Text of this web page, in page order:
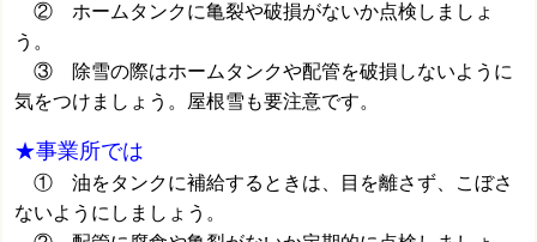
② ホームタンクに亀裂や破損がないか点検しましょ
う。
③ 除雪の際はホームタンクや配管を破損しないように
気をつけましょう。屋根雪も要注意です。
★事業所では
① 油をタンクに補給するときは、目を離さず、こぼさ
ないようにしましょう。